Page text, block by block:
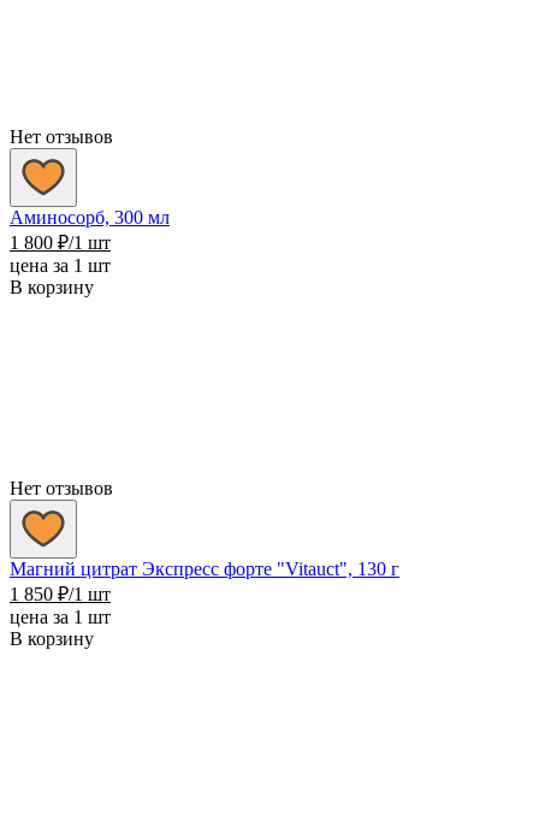
Нет отзывов
Аминосорб, 300 мл
1 800 ₽/1 шт
цена за 1 шт
В корзину
Нет отзывов
Магний цитрат Экспресс форте "Vitauct", 130 г
1 850 ₽/1 шт
цена за 1 шт
В корзину